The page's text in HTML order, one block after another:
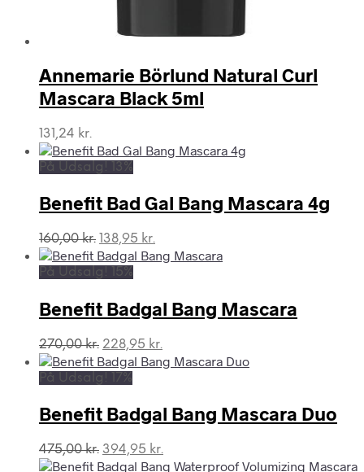
Annemarie Börlund Natural Curl
Mascara Black 5ml
131,24 kr.
På Udsalg! 13%
Benefit Bad Gal Bang Mascara 4g
160,00kr. Den
oprindelige
pris
160,00 kr..
138,95 kr.
aktuelle
138,95 kr..
På Udsalg! 15%
Benefit Badgal Bang Mascara
270,00kr. Den
oprindelige
pris
270,00 kr..
228,95 kr.
aktuelle
228,95 kr..
På Udsalg! 17%
Benefit Badgal Bang Mascara Duo
475,00kr. Den
oprindelige
394,95 kr.
aktuelle